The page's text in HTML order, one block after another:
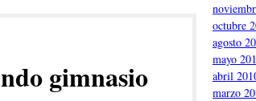
gimnasio
octubre
agosto
mayo
abril
marzo